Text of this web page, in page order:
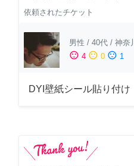
依頼されたチケット
男性 / 40代 / 神奈
sentiment_satisfied 4 sentiment_neutral 0 sentiment_dissatisfied 1
DYI壁紙シール貼り付け